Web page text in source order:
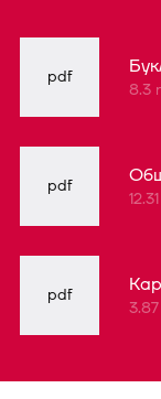
pdf
8.3
pdf
pdf